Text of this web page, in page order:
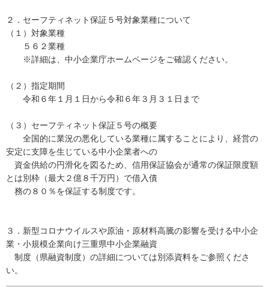
２．セーフティネット保証５号対象業種について
（１）対象業種
５６２業種
※詳細は、中小企業庁ホームページをご確認ください。
（２）指定期間
令和６年１月１日から令和６年３月３１日まで
（３）セーフティネット保証５号の概要
全国的に業況の悪化している業種に属することにより、経営の
安定に支障を生じている中小企業者への
資金供給の円滑化を図るため、信用保証協会が通常の保証限度額
とは別枠（最大２億８千万円）で借入債
務の８０％を保証する制度です。
３．新型コロナウイルスや原油・原材料高騰の影響を受ける中小企
業・小規模企業向け三重県中小企業融資
制度（県融資制度）の詳細については別添資料をご参照くださ
い。